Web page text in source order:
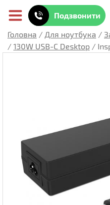
Подзвонити
Головна / Для ноутбука /
/ 130W USB-C Desktop /